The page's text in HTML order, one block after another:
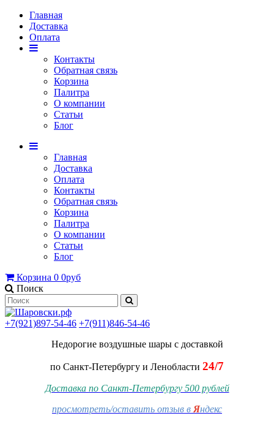
Главная
Доставка
Оплата
Контакты
Обратная связь
Корзина
Палитра
О компании
Статьи
Блог
Главная
Доставка
Оплата
Контакты
Обратная связь
Корзина
Палитра
О компании
Статьи
Блог
Корзина 0 0руб
Поиск
+7(921)897-54-46 +7(911)846-54-46
Недорогие воздушные шары с доставкой
по Санкт-Петербургу и Ленобласти 24/7
Доставка по Санкт-Петербургу 500 рублей
просмотреть/оставить отзыв в Яндекс